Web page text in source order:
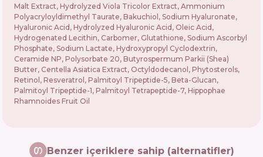
Malt Extract, Hydrolyzed Viola Tricolor Extract, Ammonium
Polyacryloyldimethyl Taurate, Bakuchiol, Sodium Hyaluronate,
Hyaluronic Acid, Hydrolyzed Hyaluronic Acid, Oleic Acid,
Hydrogenated Lecithin, Carbomer, Glutathione, Sodium Ascorbyl
Phosphate, Sodium Lactate, Hydroxypropyl Cyclodextrin,
Ceramide NP, Polysorbate 20, Butyrospermum Parkii (Shea)
Butter, Centella Asiatica Extract, Octyldodecanol, Phytosterols,
Retinol, Resveratrol, Palmitoyl Tripeptide-5, Beta-Glucan,
Palmitoyl Tripeptide-1, Palmitoyl Tetrapeptide-7, Hippophae
Rhamnoides Fruit Oil
Benzer içeriklere sahip (alternatifler)